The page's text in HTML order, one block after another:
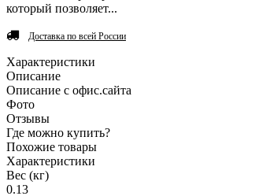
который позволяет...
Доставка по всей России
Характеристики
Описание
Описание с офис.сайта
Фото
Отзывы
Где можно купить?
Похожие товары
Характеристики
Вес (кг)
0.13